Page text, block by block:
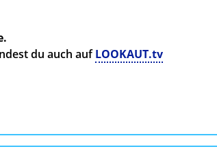
du auch aufLOOKAUT.tv